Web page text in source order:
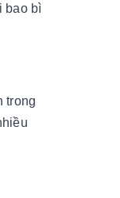
bao bì
trong